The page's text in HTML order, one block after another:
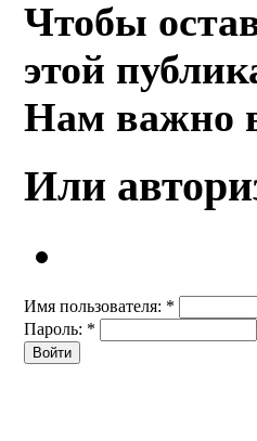
Чтобы
этой
Нам важно
Или
Имя пользователя: *
Пароль: *